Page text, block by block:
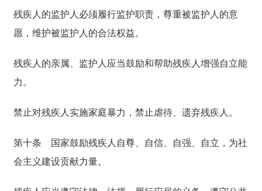
残疾人的监护人必须履行监护职责，尊重被监护人的意
愿，维护被监护人的合法权益。
残疾人的亲属、监护人应当鼓励和帮助残疾人增强自立能
力。
禁止对残疾人实施家庭暴力，禁止虐待、遗弃残疾人。
第十条 国家鼓励残疾人自尊、自信、自强、自立，为社
会主义建设贡献力量。